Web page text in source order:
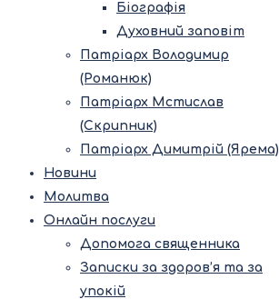
Біографія
Духовний заповіт
Патріарх Володимир
(Романюк)
Патріарх Мстислав
(Скрипник)
Патріарх Димитрій (Ярема)
Новини
Молитва
Онлайн послуги
Допомога священника
Записки за здоров’я та за
упокій